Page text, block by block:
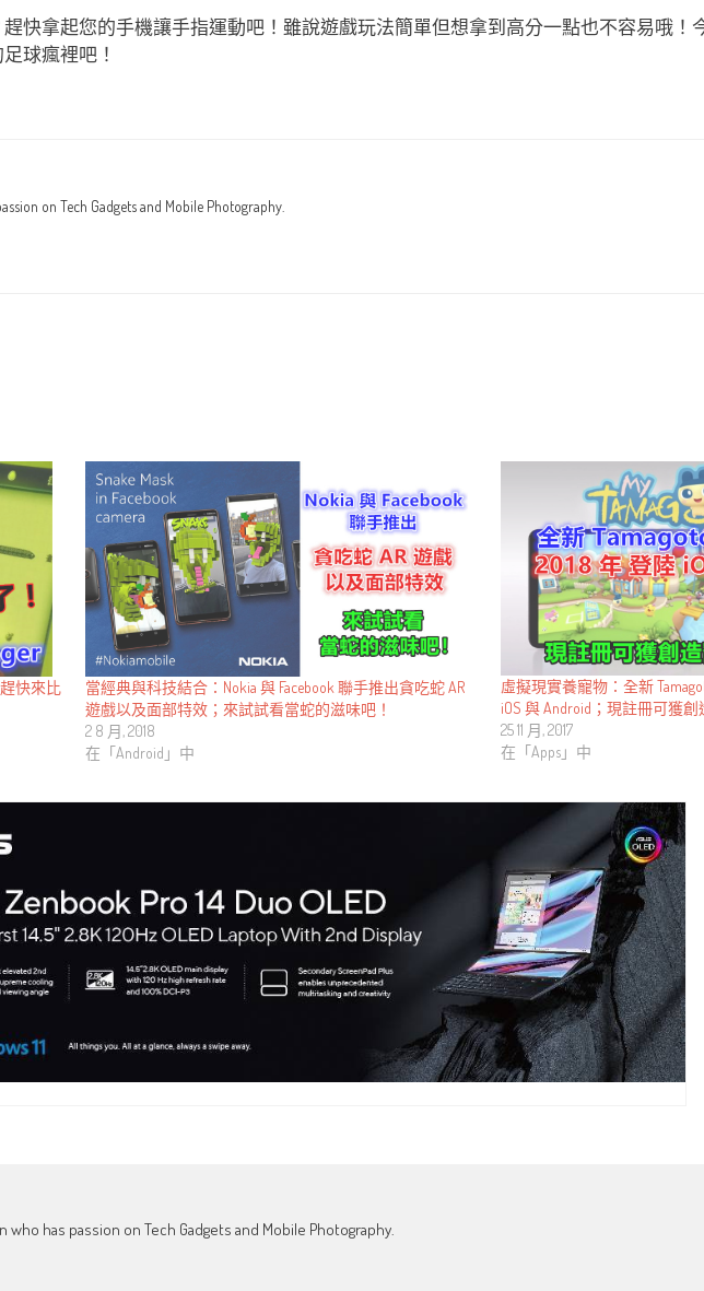
快拿起您的手機讓手指運動吧！雖說遊戲玩法簡單但想拿到高分一點也不容易哦！
球瘋裡吧！
on Tech Gadgets and Mobile Photography.
快來比
當經典與科技結合：Nokia 與 Facebook 聯手推出貪吃蛇 AR
遊戲以及面部特效；來試試看當蛇的滋味吧！
2 8 月, 2018
在「Android」中
虛擬現實養寵物：全新
iOS 與 Android；現註冊可獲
25 11 月, 2017
在「Apps」中
who has passion on Tech Gadgets and Mobile Photography.